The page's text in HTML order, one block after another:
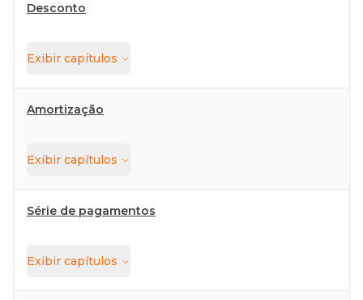
Desconto
Exibir capítulos
Amortização
Exibir capítulos
Série de pagamentos
Exibir capítulos